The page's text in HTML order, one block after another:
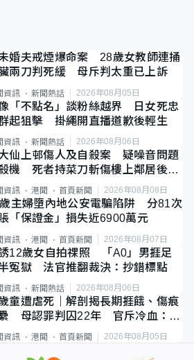
婚夫戒煙爆命案 28歲女教師連捅
兩刀判死緩 母斥判太重已上訴
資訊 新聞熱話 2026年08月05日
「不點名」談粉絲越界 日女死忠
起狙擊 掛繩開直播道歉後輕生
資訊 新聞熱話 2026年08月06日
仙上邨傷人及自殺案 疑噪音問題
機 死者持菜刀斬傷樓上鄰居後墮
資訊 港聞 首頁新聞 2026年08月08日
主婦墮內地公安電騙陷阱 分81次
「保證金」損失近6900萬元
資訊 港聞 首頁新聞 2026年08月07日
12歲女自拍祼照 「A0」男捱足
冤獄 法官推翻裁決：抄錯標點
資訊 新聞熱話 2026年08月06日
童遭虐死｜解剖揭長期捱餓、傷痕
母認罪判囚22年 官斥冷血：同
最惡劣
資訊 港聞 首頁新聞 2026年08月05日